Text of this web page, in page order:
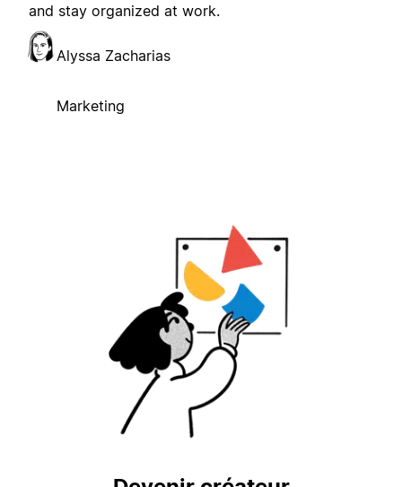
and stay organized at work.
Alyssa Zacharias
Marketing